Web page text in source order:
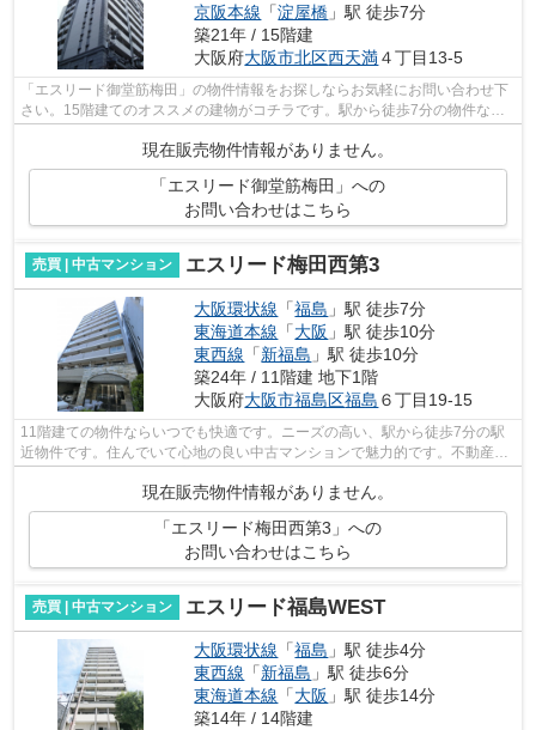
京阪本線 「淀屋橋 」駅 徒歩7分
築21年 / 15階建
大阪府大阪市北区西天満４丁目13-5
「エスリード御堂筋梅田」の物件情報をお探しならお気軽にお問い合わせ下
さい。15階建てのオススメの建物がコチラです。駅から徒歩7分の物件なら
現在販売物件情報がありません。
「エスリード御堂筋梅田」への
お問い合わせはこちら
売買 | 中古マンション エスリード梅田西第3
大阪環状線 「福島 」駅 徒歩7分
東海道本線 「大阪 」駅 徒歩10分
東西線 「新福島 」駅 徒歩10分
築24年 / 11階建 地下1階
大阪府大阪市福島区福島 ６丁目19-15
11階建ての物件ならいつでも快適です。ニーズの高い、駅から徒歩7分の駅
近物件です。住んでいて心地の良い中古マンションで魅力的です。不動産を
現在販売物件情報がありません。
「エスリード梅田西第3」への
お問い合わせはこちら
売買 | 中古マンション エスリード福島WEST
大阪環状線 「福島 」駅 徒歩4分
東西線 「新福島 」駅 徒歩6分
東海道本線 「大阪 」駅 徒歩14分
築14年 / 14階建